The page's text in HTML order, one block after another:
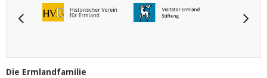
Die Ermlandfamilie